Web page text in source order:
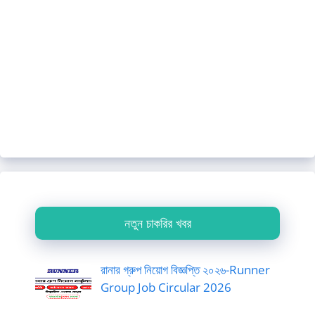
নতুন চাকরির খবর
রানার গ্রুপ নিয়োগ বিজ্ঞপ্তি ২০২৬-Runner
Group Job Circular 2026